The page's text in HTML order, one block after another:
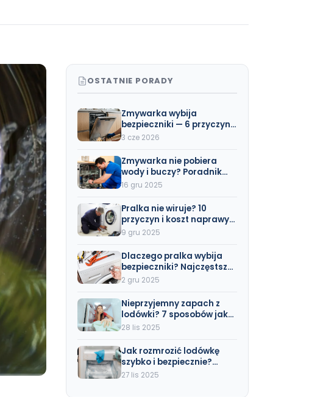
OSTATNIE PORADY
Zmywarka wybija
bezpieczniki — 6 przyczyn i
rozwiązania (z cennikiem
3 cze 2026
Zmywarka nie pobiera
wody i buczy? Poradnik
Krok po Kroku (Wszystkie
16 gru 2025
Pralka nie wiruje? 10
przyczyn i koszt naprawy
(Beko, Bosch, Electrolux)
9 gru 2025
Dlaczego pralka wybija
bezpieczniki? Najczęstsze
przyczyny i rozwiązania
2 gru 2025
Nieprzyjemny zapach z
lodówki? 7 sposobów jak
się go pozbyć (także No
28 lis 2025
Jak rozmrozić lodówkę
szybko i bezpiecznie?
Poradnik krok po kroku
27 lis 2025